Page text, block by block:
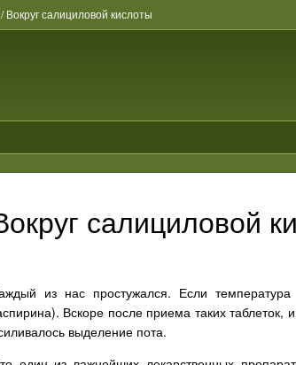
/Вокруг салициловой кислоты
салициловой
из нас простужался. Если
Вскоре после приема таких
выделение пота.